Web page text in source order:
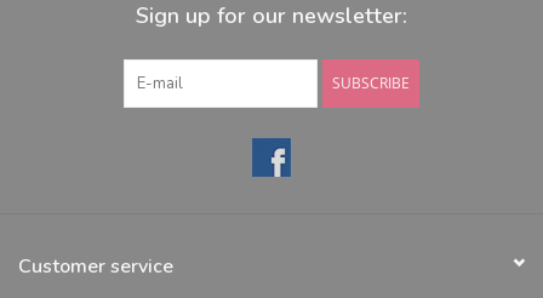
Sign up for our newsletter:
SUBSCRIBE
Customer service